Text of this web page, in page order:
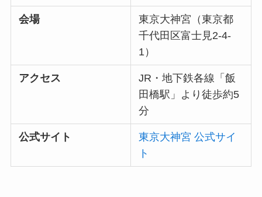
会場
東京大神宮（東京都
千代田区富士見2-4-
1）
アクセス
JR・地下鉄各線「飯
田橋駅」より徒歩約5
分
公式サイト
東京大神宮 公式サイ
ト